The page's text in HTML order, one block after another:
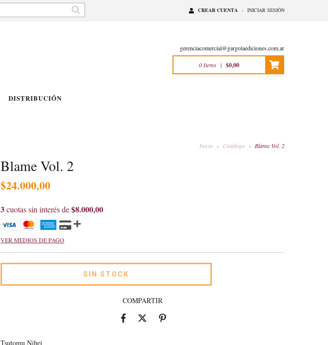
CREAR CUENTA - INICIAR SESIÓN
gerenciacomercial@gargolaediciones.com.ar
0 Items | $0,00
DISTRIBUCIÓN
Inicio - Catálogo - Blame Vol. 2
Blame Vol. 2
$24.000,00
3cuotas sin interés de$8.000,00
VER MEDIOS DE PAGO
COMPARTIR
Tsutomu Nihei